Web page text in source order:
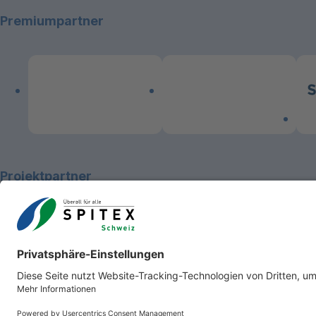
Premiumpartner
Projektpartner